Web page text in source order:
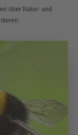
über Natur- und